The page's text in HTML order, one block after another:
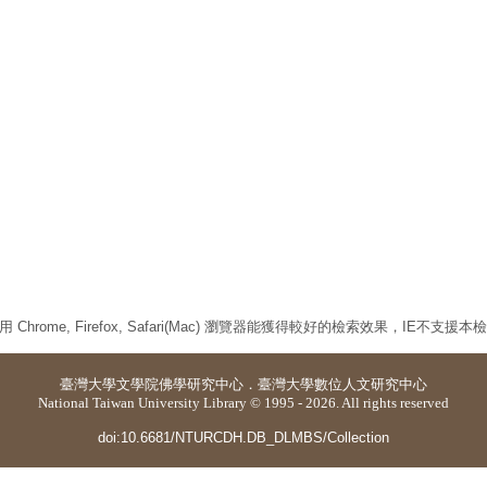
Chrome, Firefox, Safari(Mac) 瀏覽器能獲得較好的檢索效果，IE不支援本檢
臺灣大學文學院佛學研究中心 ． 臺灣大學數位人文研究中心
National Taiwan University Library © 1995 - 2026. All rights reserved
doi:10.6681/NTURCDH.DB_DLMBS/Collection